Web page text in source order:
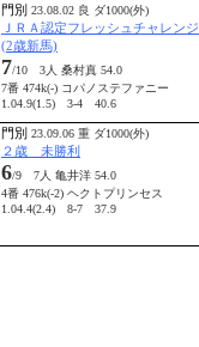
門別 23.08.02 良 ダ1000(外)
ＪＲＡ認定フレッシュチャレンジ
(2歳新馬)
7/10 3人 桑村真 54.0
7番 474k(-) コパノステファニー
1.04.9(1.5) 3-4 40.6
門別 23.09.06 重 ダ1000(外)
２歳 未勝利
6/9 7人 亀井洋 54.0
4番 476k(-2) ヘクトプリンセス
1.04.4(2.4) 8-7 37.9